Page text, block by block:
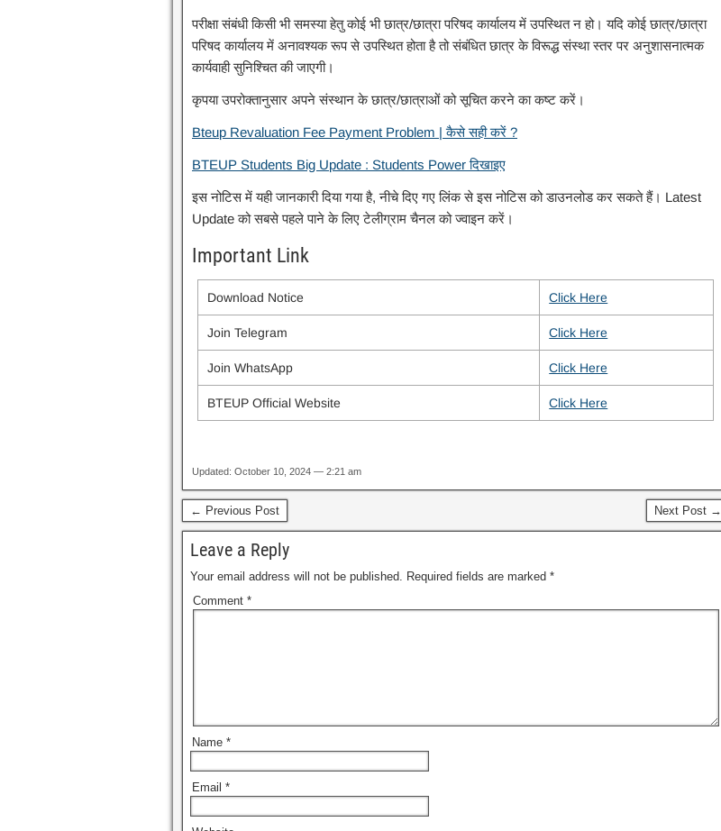
परीक्षा संबंधी किसी भी समस्या हेतु कोई भी छात्र/छात्रा परिषद कार्यालय में उपस्थित न हो। यदि कोई छात्र/छात्रा
परिषद कार्यालय में अनावश्यक रूप से उपस्थित होता है तो संबंधित छात्र के विरूद्ध संस्था स्तर पर अनुशासनात्मक
कार्यवाही सुनिश्चित की जाएगी।
कृपया उपरोक्तानुसार अपने संस्थान के छात्र/छात्राओं को सूचित करने का कष्ट करें।
Bteup Revaluation Fee Payment Problem | कैसे सही करें ?
BTEUP Students Big Update : Students Power दिखाइए
इस नोटिस में यही जानकारी दिया गया है, नीचे दिए गए लिंक से इस नोटिस को डाउनलोड कर सकते हैं। Latest
Update को सबसे पहले पाने के लिए टेलीग्राम चैनल को ज्वाइन करें।
Important Link
Download Notice Click Here
Join Telegram Click Here
Join WhatsApp Click Here
BTEUP Official Website Click Here
Updated: October 10, 2024 — 2:21 am
← Previous Post Next Post →
Leave a Reply
Your email address will not be published. Required fields are marked *
Comment *
Name *
Email *